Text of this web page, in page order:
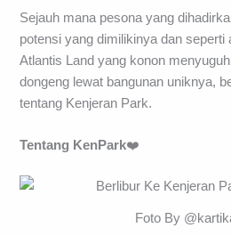
Sejauh mana pesona yang
potensi yang dimilikinya dan seperti
Atlantis Land yang konon
dongeng lewat bangunan uniknya,
tentang Kenjeran Park.
Tentang KenPark❤️
Foto By